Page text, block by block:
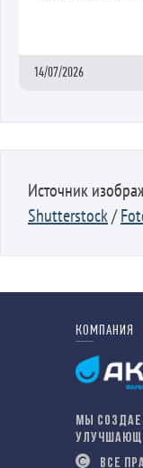
14/07/2026
Источник
Shutterstock/
КОМПАНИЯ
МЫ
ВСЕ